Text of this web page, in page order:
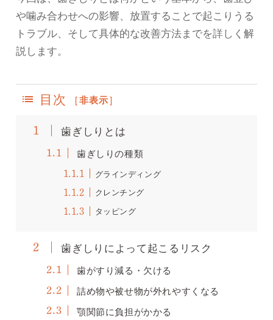
や噛み合わせへの影響、放置することで起こりうる
トラブル、そして具体的な改善方法までを詳しく解
説します。
目次 [非表示]
1 歯ぎしりとは
1.1 歯ぎしりの種類
1.1.1 グラインディング
1.1.2 クレンチング
1.1.3 タッピング
2 歯ぎしりによって起こるリスク
2.1 歯がすり減る・欠ける
2.2 詰め物や被せ物が外れやすくなる
2.3 顎関節に負担がかかる